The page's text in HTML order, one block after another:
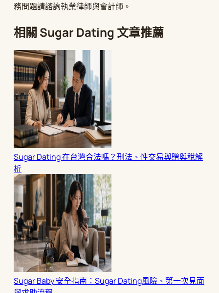
務問題請諮詢執業律師與會計師。
相關 Sugar Dating 文章推薦
Sugar Dating 在台灣合法嗎？刑法、性交易與贈與稅解
析
Sugar Baby 安全指南：Sugar Dating風險、第一次見面